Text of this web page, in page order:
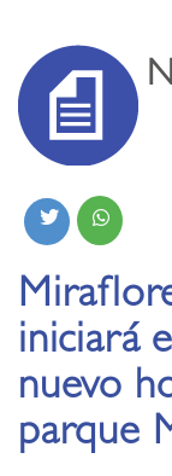
iniciará
nuevo
parque